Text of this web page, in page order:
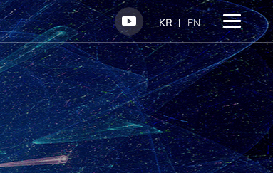
KR EN